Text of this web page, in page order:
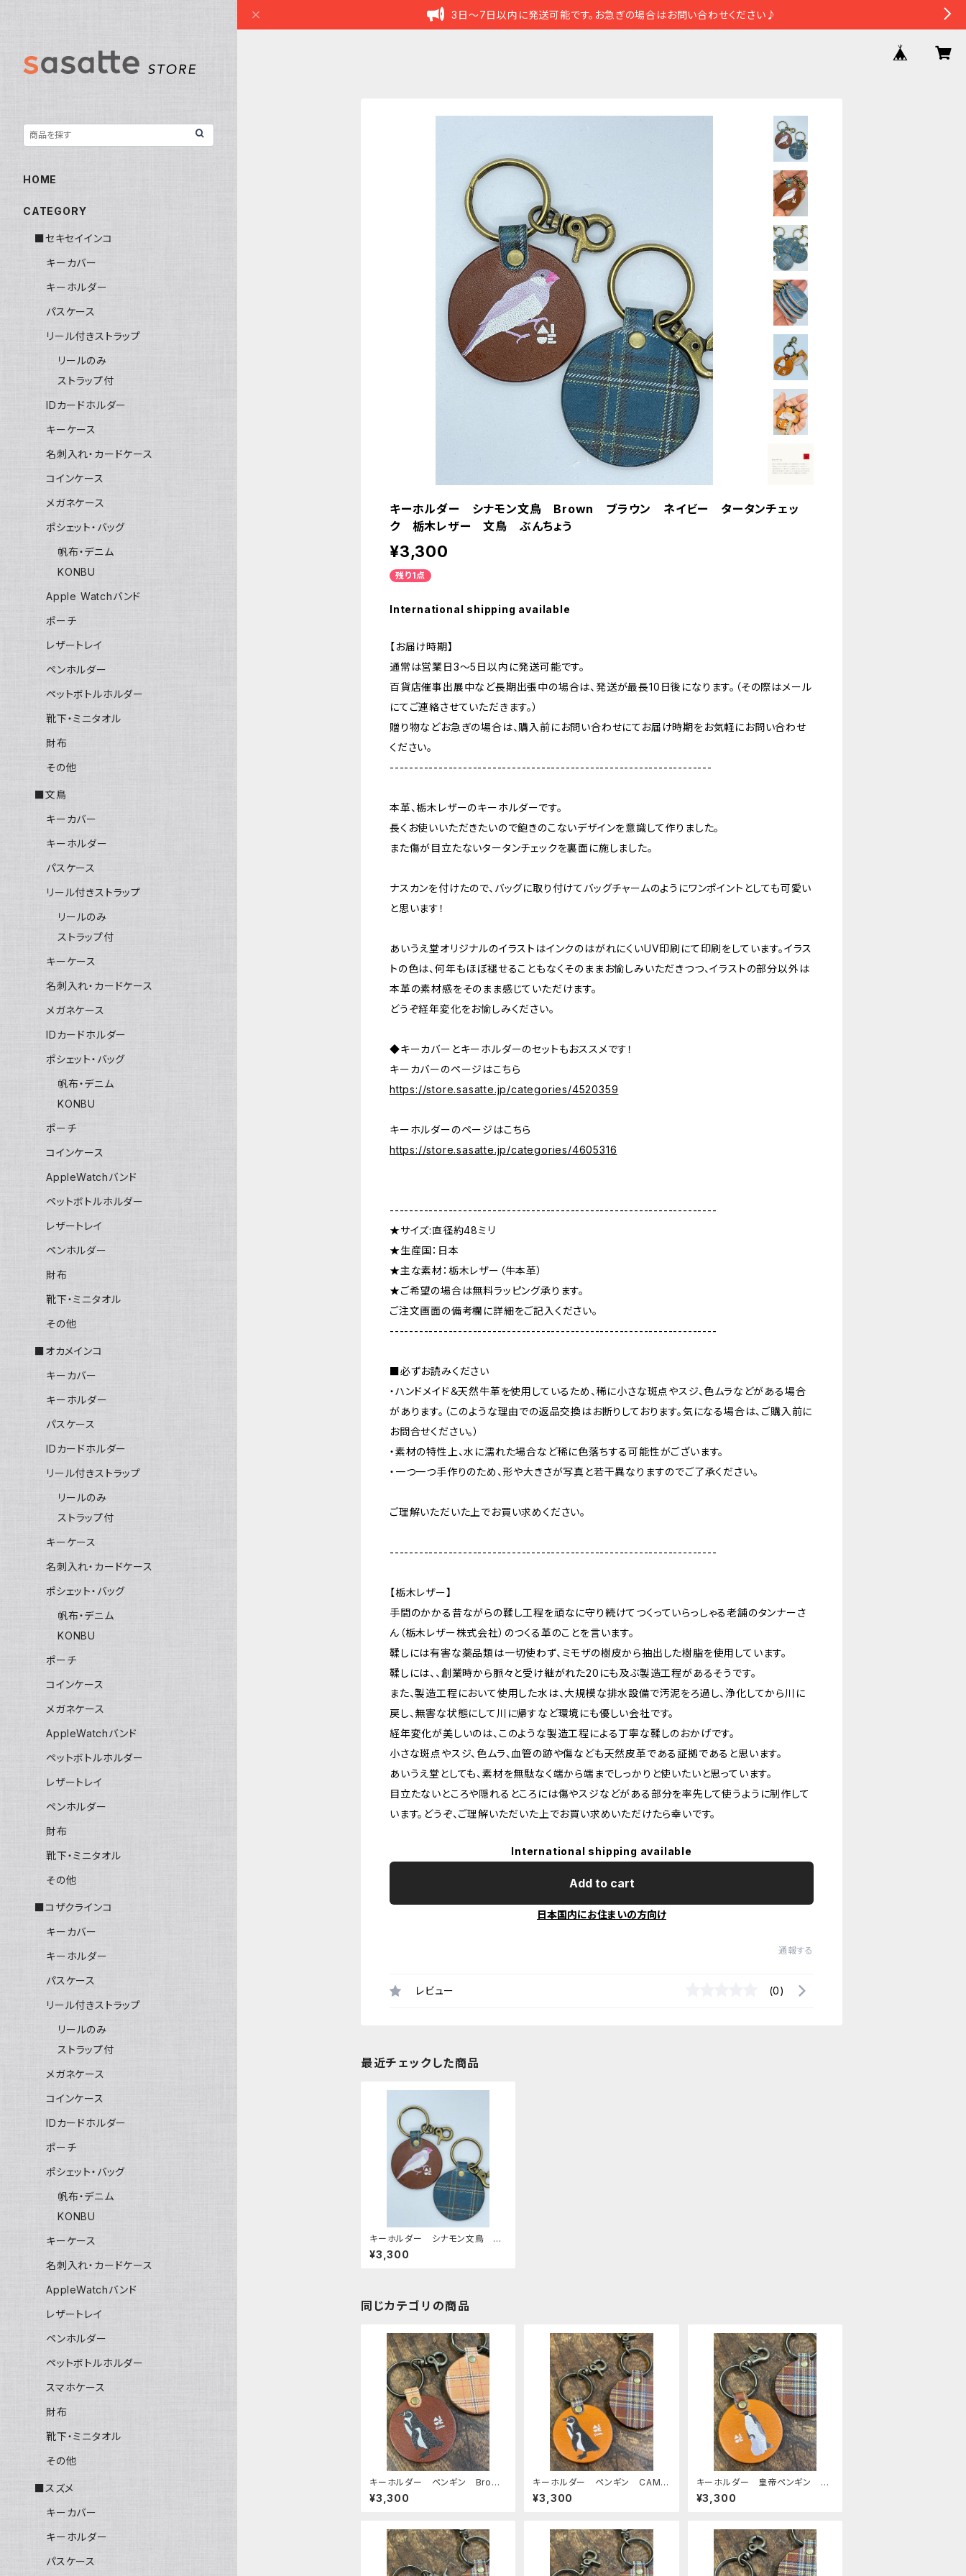
3日～7日以内に発送可能です。お急ぎの場合はお問い合わせください♪
キーホルダー シナモン文鳥 Brown ブラウン ネイビー タータンチェッ
ク 栃木レザー 文鳥 ぶんちょう
¥3,300
残り1点
International shipping available
【お届け時期】
通常は営業日3〜5日以内に発送可能です。
百貨店催事出展中など長期出張中の場合は、発送が最長10日後になります。（その際はメール
にてご連絡させていただきます。）
贈り物などお急ぎの場合は、購入前にお問い合わせにてお届け時期をお気軽にお問い合わせ
ください。
------------------------------------------------------------------
本革、栃木レザーのキーホルダーです。
長くお使いいただきたいので飽きのこないデザインを意識して作りました。
また傷が目立たないタータンチェックを裏面に施しました。
ナスカンを付けたので、バッグに取り付けてバッグチャームのようにワンポイントとしても可愛い
と思います！
あいうえ堂オリジナルのイラストはインクのはがれにくいUV印刷にて印刷をしています。イラス
トの色は、何年もほぼ褪せることもなくそのままお愉しみいただきつつ、イラストの部分以外は
本革の素材感をそのまま感じていただけます。
どうぞ経年変化をお愉しみください。
◆キーカバーとキーホルダーのセットもおススメです！
キーカバーのページはこちら
https://store.sasatte.jp/categories/4520359
キーホルダーのページはこちら
https://store.sasatte.jp/categories/4605316
-------------------------------------------------------------------
★サイズ:直径約48ミリ
★生産国：日本
★主な素材：栃木レザー（牛本革）
★ご希望の場合は無料ラッピング承ります。
ご注文画面の備考欄に詳細をご記入ください。
-------------------------------------------------------------------
■必ずお読みください
・ハンドメイド＆天然牛革を使用しているため、稀に小さな斑点やスジ、色ムラなどがある場合
があります。（このような理由での返品交換はお断りしております。気になる場合は、ご購入前に
お問合せください。）
・素材の特性上、水に濡れた場合など稀に色落ちする可能性がございます。
・一つ一つ手作りのため、形や大きさが写真と若干異なりますのでご了承ください。
ご理解いただいた上でお買い求めください。
-------------------------------------------------------------------
【栃木レザー】
手間のかかる昔ながらの鞣し工程を頑なに守り続けてつくっていらっしゃる老舗のタンナーさ
ん（栃木レザー株式会社）のつくる革のことを言います。
鞣しには有害な薬品類は一切使わず、ミモザの樹皮から抽出した樹脂を使用しています。
鞣しには、、創業時から脈々と受け継がれた20にも及ぶ製造工程があるそうです。
また、製造工程において使用した水は、大規模な排水設備で汚泥をろ過し、浄化してから川に
戻し、無害な状態にして川に帰すなど環境にも優しい会社です。
経年変化が美しいのは、このような製造工程による丁寧な鞣しのおかげです。
小さな斑点やスジ、色ムラ、血管の跡や傷なども天然皮革である証拠であると思います。
あいうえ堂としても、素材を無駄なく端から端までしっかりと使いたいと思っています。
目立たないところや隠れるところには傷やスジなどがある部分を率先して使うように制作して
います。どうぞ、ご理解いただいた上でお買い求めいただけたら幸いです。
International shipping available
Add to cart
日本国内にお住まいの方向け
通報する
レビュー (0)
最近チェックした商品
キーホルダー シナモン文鳥 Br
own ブラウン ネイビー ター
タンチェック 栃木レザー 文
¥3,300
同じカテゴリの商品
キーホルダー ペンギン Brown
ブラウン 栃木レザー mitto
¥3,300
キーホルダー ペンギン CAME
L キャメル 栃木レザー mitto
¥3,300
キーホルダー 皇帝ペンギン 親
子 ヒナ エンペラー ヒナペ
ン ペンギン CAMEL キャメ
¥3,300
HOME
CATEGORY
■セキセイインコ
キーカバー
キーホルダー
パスケース
リール付きストラップ
リールのみ
ストラップ付
IDカードホルダー
キーケース
名刺入れ・カードケース
コインケース
メガネケース
ポシェット・バッグ
帆布・デニム
KONBU
Apple Watchバンド
ポーチ
レザートレイ
ペンホルダー
ペットボトルホルダー
靴下・ミニタオル
財布
その他
■文鳥
キーカバー
キーホルダー
パスケース
リール付きストラップ
リールのみ
ストラップ付
キーケース
名刺入れ・カードケース
メガネケース
IDカードホルダー
ポシェット・バッグ
帆布・デニム
KONBU
ポーチ
コインケース
AppleWatchバンド
ペットボトルホルダー
レザートレイ
ペンホルダー
財布
靴下・ミニタオル
その他
■オカメインコ
キーカバー
キーホルダー
パスケース
IDカードホルダー
リール付きストラップ
リールのみ
ストラップ付
キーケース
名刺入れ・カードケース
ポシェット・バッグ
帆布・デニム
KONBU
ポーチ
コインケース
メガネケース
AppleWatchバンド
ペットボトルホルダー
レザートレイ
ペンホルダー
財布
靴下・ミニタオル
その他
■コザクラインコ
キーカバー
キーホルダー
パスケース
リール付きストラップ
リールのみ
ストラップ付
メガネケース
コインケース
IDカードホルダー
ポーチ
ポシェット・バッグ
帆布・デニム
KONBU
キーケース
名刺入れ・カードケース
AppleWatchバンド
レザートレイ
ペンホルダー
ペットボトルホルダー
スマホケース
財布
靴下・ミニタオル
その他
■スズメ
キーカバー
キーホルダー
パスケース